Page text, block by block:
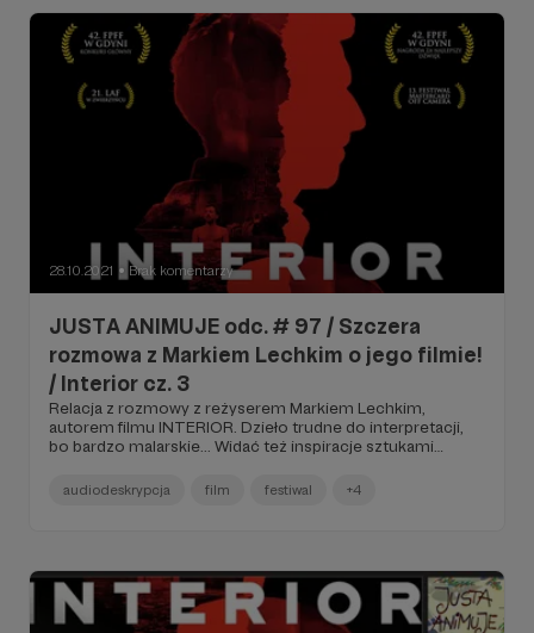
28.10.2021 ● Brak komentarzy
JUSTA ANIMUJE odc. # 97 / Szczera
rozmowa z Markiem Lechkim o jego filmie!
/ Interior cz. 3
Relacja z rozmowy z reżyserem Markiem Lechkim,
autorem filmu INTERIOR. Dzieło trudne do interpretacji,
bo bardzo malarskie... Widać też inspiracje sztukami
refleksji. To jeden z tych filmów, że miejscami trudno
zrozumieć...
audiodeskrypcja film festiwal +4